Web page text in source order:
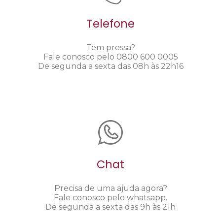
Telefone
Tem pressa?
Fale conosco pelo 0800 600 0005
De segunda a sexta das 08h às 22h16
Chat
Precisa de uma ajuda agora?
Fale conosco pelo whatsapp.
De segunda a sexta das 9h às 21h